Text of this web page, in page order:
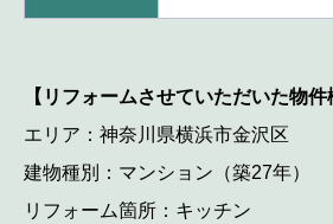
【リフォームさせていただいた物件
エリア：神奈川県横浜市金沢区
建物種別：マンション（築27年）
リフォーム箇所：キッチン